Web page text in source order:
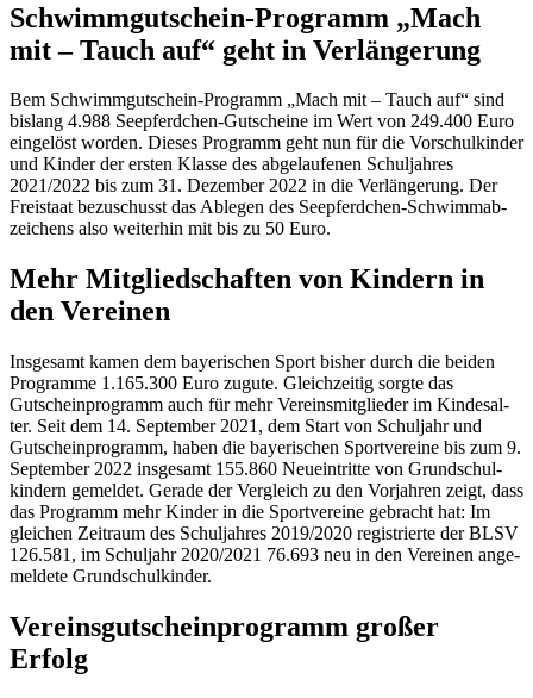
Schwimm­gut­schein-Programm „Mach
mit – Tauch auf“ geht in Verlängerung
Bem Schwimm­gut­schein-Programm „Mach mit – Tauch auf“ sind
bislang 4.988 Seepferd­chen-Gutscheine im Wert von 249.400 Euro
einge­löst worden. Dieses Programm geht nun für die Vorschul­kin­der
und Kinder der ersten Klasse des abge­lau­fe­nen Schul­jah­res
2021/2022 bis zum 31. Dezem­ber 2022 in die Verlän­ge­rung. Der
Frei­staat bezu­schusst das Able­gen des Seepferd­chen-Schwimm­ab­
zei­chens also weiter­hin mit bis zu 50 Euro.
Mehr Mitglied­schaf­ten von Kindern in
den Vereinen
Insge­samt kamen dem baye­ri­schen Sport bisher durch die beiden
Programme 1.165.300 Euro zugute. Gleich­zei­tig sorgte das
Gutschein­pro­gramm auch für mehr Vereins­mit­glie­der im Kindes­al­
ter. Seit dem 14. Septem­ber 2021, dem Start von Schul­jahr und
Gutschein­pro­gramm, haben die baye­ri­schen Sport­ver­eine bis zum 9.
Septem­ber 2022 insge­samt 155.860 Neuein­tritte von Grund­schul­
kin­dern gemel­det. Gerade der Vergleich zu den Vorjah­ren zeigt, dass
das Programm mehr Kinder in die Sport­ver­eine gebracht hat: Im
glei­chen Zeit­raum des Schul­jah­res 2019/2020 regis­trierte der BLSV
126.581, im Schul­jahr 2020/2021 76.693 neu in den Verei­nen ange­
mel­dete Grundschulkinder.
Vereins­gut­schein­pro­gramm großer
Erfolg